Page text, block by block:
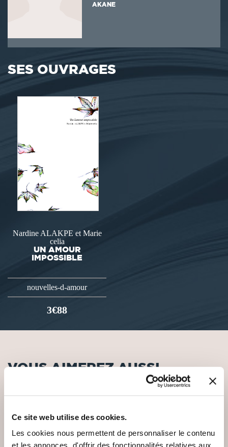
Ce site web utilise des cookies.
Les cookies nous permettent de personnaliser le contenu
et les annonces, d'offrir des fonctionnalités relatives aux
AKANE
SES OUVRAGES
Nardine ALAKPE et Marie
celia
UN AMOUR
IMPOSSIBLE
nouvelles-d-amour
3€88
VOUS AIMEREZ AUSSI
NEW